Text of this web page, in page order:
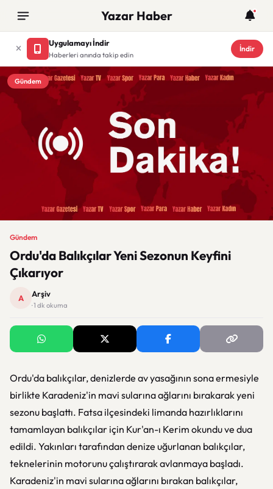
Yazar Haber
Uygulamayı İndir
Haberleri anında takip edin
İndir
Gündem
Gündem
Ordu'da Balıkçılar Yeni Sezonun Keyfini
Çıkarıyor
A Arşiv
· 1 dk okuma
Ordu'da balıkçılar, denizlerde av yasağının sona ermesiyle
birlikte Karadeniz'in mavi sularına ağlarını bırakarak yeni
sezonu başlattı. Fatsa ilçesindeki limanda hazırlıklarını
tamamlayan balıkçılar için Kur'an-ı Kerim okundu ve dua
edildi. Yakınları tarafından denize uğurlanan balıkçılar,
teknelerinin motorunu çalıştırarak avlanmaya başladı.
Karadeniz'in mavi sularına ağlarını bırakan balıkçılar,